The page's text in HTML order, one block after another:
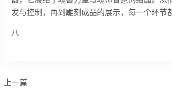
发与控制，再到雕刻成品的展示，每一个环节
八
上一篇